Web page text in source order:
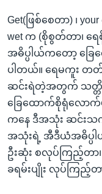
Get(ဖြစ်စေတာ) ၊
wet က (စိုစွတ်တာ၊ ရ
အဓိပ္ပါယ်ကတော့ ခြ
ပါတယ်။ ရေမကူး
ဆင်းရဲတဲ့အတွက် သတ္တိ
ခြေထောက်စိုရုံလော
ကနေ ဒီအသုံး ဆင်းသက်
အသုံးရဲ့ အီဒီယံအဓိပ္ပ
ဦးဆုံး စလုပ်ကြည့်တာ
ခရမ်းပျိုး လုပ်ကြ